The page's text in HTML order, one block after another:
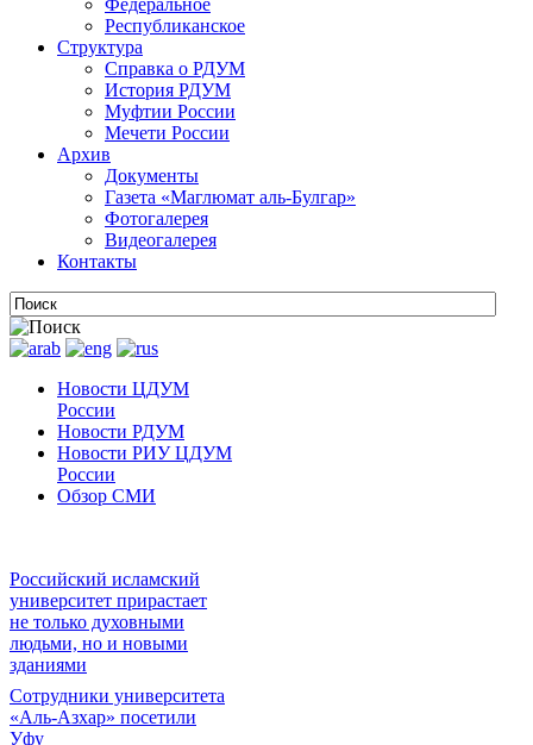
Федеральное
Республиканское
Структура
Справка о РДУМ
История РДУМ
Муфтии России
Мечети России
Архив
Документы
Газета «Маглюмат аль-Булгар»
Фотогалерея
Видеогалерея
Контакты
Новости ЦДУМ
России
Новости РДУМ
Новости РИУ ЦДУМ
России
Обзор СМИ
Российский исламский
университет прирастает
не только духовными
людьми, но и новыми
зданиями
Сотрудники университета
«Аль-Азхар» посетили
Уфу